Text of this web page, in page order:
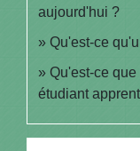
aujourd'hui ?
Qu'est-ce
Qu'est-ce
étudiant